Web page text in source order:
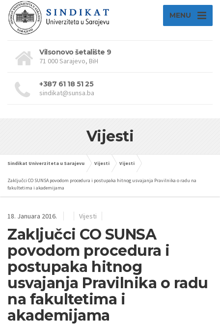
MENU
Vilsonovo šetalište 9
71 000 Sarajevo, BiH
+387 61 18 51 25
sindikat@sunsa.ba
Vijesti
Sindikat Univerziteta u Sarajevu Vijesti Vijesti
Zaključci CO SUNSA povodom procedura i postupaka hitnog usvajanja Pravilnika o radu na
fakultetima i akademijama
18. Januara 2016. Vijesti
Zaključci CO SUNSA
povodom procedura i
postupaka hitnog
usvajanja Pravilnika o radu
na fakultetima i
akademijama